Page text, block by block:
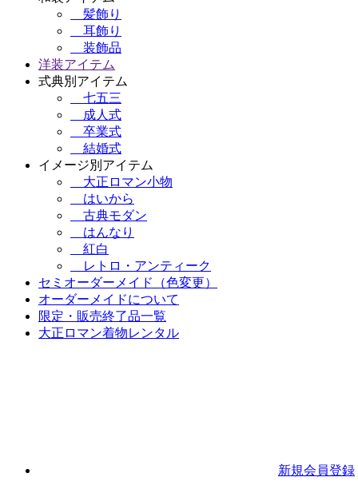
髪飾り
耳飾り
装飾品
洋装アイテム
式典別アイテム
七五三
成人式
卒業式
結婚式
イメージ別アイテム
大正ロマン小物
はいから
古典モダン
はんなり
紅白
レトロ・アンティーク
セミオーダーメイド（色変更）
オーダーメイドについて
限定・販売終了品一覧
大正ロマン着物レンタル
新規会員登録